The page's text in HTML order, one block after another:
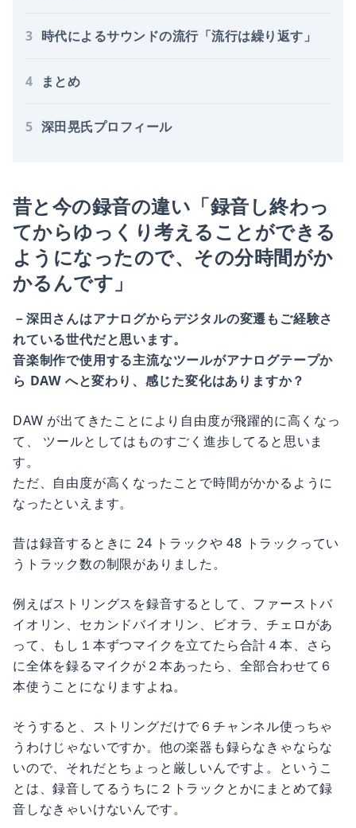
3 時代によるサウンドの流行「流行は繰り返す」
4 まとめ
5 深田晃氏プロフィール
昔と今の録音の違い「録音し終わっ
てからゆっくり考えることができる
ようになったので、その分時間がか
かるんです」
－深田さんはアナログからデジタルの変遷もご経験さ
れている世代だと思います。
音楽制作で使用する主流なツールがアナログテープか
ら DAW へと変わり、感じた変化はありますか？
DAW が出てきたことにより自由度が飛躍的に高くなっ
て、 ツールとしてはものすごく進歩してると思いま
す。
ただ、自由度が高くなったことで時間がかかるように
なったといえます。
昔は録音するときに 24 トラックや 48 トラックってい
うトラック数の制限がありました。
例えばストリングスを録音するとして、ファーストバ
イオリン、セカンドバイオリン、ビオラ、チェロがあ
って、もし１本ずつマイクを立てたら合計４本、さら
に全体を録るマイクが２本あったら、全部合わせて６
本使うことになりますよね。
そうすると、ストリングだけで６チャンネル使っちゃ
うわけじゃないですか。他の楽器も録らなきゃならな
いので、それだとちょっと厳しいんですよ。というこ
とは、録音してるうちに２トラックとかにまとめて録
音しなきゃいけないんです。